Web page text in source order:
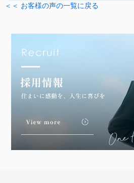
＜＜ お客様の声の一覧に戻る